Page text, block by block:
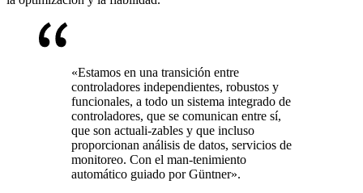
«Estamos en una transición entre
controladores independientes, robustos y
funcionales, a todo un sistema integrado de
controladores, que se comunican entre sí,
que son actuali-zables y que incluso
proporcionan análisis de datos, servicios de
monitoreo. Con el man-tenimiento
automático guiado por Güntner».